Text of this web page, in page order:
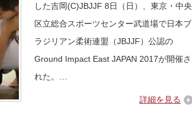
した吉岡(C)JBJJF 8日（日）、東京・中央
区立総合スポーツセンター武道場で日本ブ
ラジリアン柔術連盟（JBJJF）公認の
Ground Impact East JAPAN 2017が開催さ
れた。…
詳細を見る